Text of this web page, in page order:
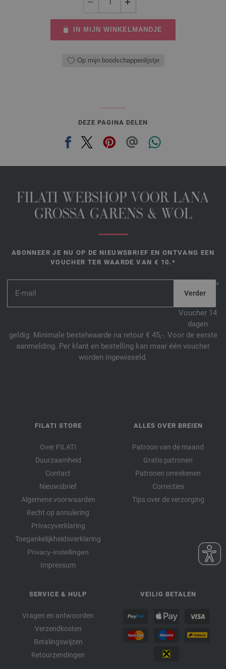
IN MIJN WINKELMANDJE
Op mijn boodschappenlijstje
DEZE PAGINA DELEN
FILATI WEBSHOP VOOR LANA
GROSSA GARENS & WOL
ABONNEER JE NU OP DE NIEUWSBRIEF EN ONTVANG EEN
VOUCHER TER WAARDE VAN € 10.*
*
Voucher 14
dagen
geldig. Minimale bestelwaarde na retour € 45,-. Voor de eerste
aanmelding. Per klant en bestelling kan maar één voucher
worden ingewisseld.
FILATI STORE
Over FILATI
Duurzaamheid
Contact
Nieuwsbrief
Algemene voorwaarden
Recht op annulering
Privacyverklaring
Toegankelijkheidsverklaring
Privacy-instellingen
Impressum
ALLES OVER BREIEN
Patroon van de maand
Gratis patronen
Patronen omrekenen
Correcties
Tips over de verzorging
SERVICE & HULP
Vragen en antwoorden
Verzendkosten
Betalingswijzen
Retourzendingen
VEILIG BETALEN